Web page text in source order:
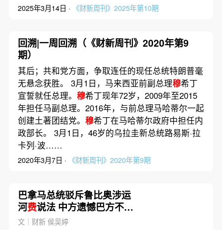
2025年3月14日 · 《财新周刊》2025年第10期
回溯|一周回溯（《财新周刊》2020年第9
期）
其后；共和党方面，争取连任的现任总统特朗普毫
无悬念获胜。 3月1日，马来西亚前副总理穆希丁
宣誓就任总理。 穆希丁现年72岁，2009年至2015
年担任马副总理。2016年，与前总理马哈蒂尔一起
创建土著团结党。 穆希丁在马哈蒂尔政府中担任内
政部长。 3月1日，46岁的乌拉圭新总统路易斯·拉
卡列·波……
2020年3月7日 · 《财新周刊》2020年第9期
巴拿马总统驳斥鲁比奥涉运
河费说法 中方遗憾巴方不再
续签一带一路文件
文｜财新 侯吴婷